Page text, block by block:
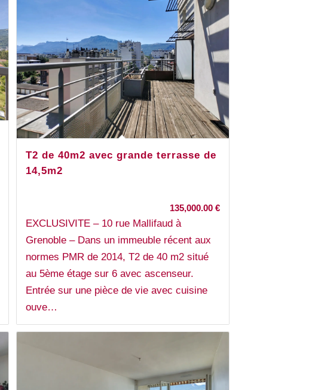
étage d’un immeuble ravalé avec
ascenseur donnant sur le square Charles
Michels – proche toutes commodités
(trams C et E, commerces, transports et
écoles), …
T2 de 40m2 avec grande terrasse de
14,5m2
135,000.00 €
EXCLUSIVITE – 10 rue Mallifaud à
Grenoble – Dans un immeuble récent aux
normes PMR de 2014, T2 de 40 m2 situé
au 5ème étage sur 6 avec ascenseur.
Entrée sur une pièce de vie avec cuisine
ouve…